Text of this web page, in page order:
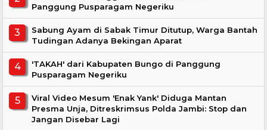
Panggung Pusparagam Negeriku
Sabung Ayam di Sabak Timur Ditutup, Warga Bantah
Tudingan Adanya Bekingan Aparat
'TAKAH' dari Kabupaten Bungo di Panggung
Pusparagam Negeriku
Viral Video Mesum 'Enak Yank' Diduga Mantan
Presma Unja, Ditreskrimsus Polda Jambi: Stop dan
Jangan Disebar Lagi